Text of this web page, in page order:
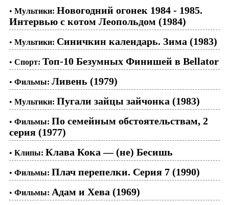
• Мультики: Новогодний огонек 1984 - 1985.
Интервью с котом Леопольдом (1984)
• Мультики: Синичкин календарь. Зима (1983)
• Спорт: Топ-10 Безумных Финишей в Bellator
• Фильмы: Ливень (1979)
• Мультики: Пугали зайцы зайчонка (1983)
• Фильмы: По семейным обстоятельствам, 2
серия (1977)
• Клипы: Клава Кока — (не) Бесишь
• Фильмы: Плач перепелки. Серия 7 (1990)
• Фильмы: Адам и Хева (1969)